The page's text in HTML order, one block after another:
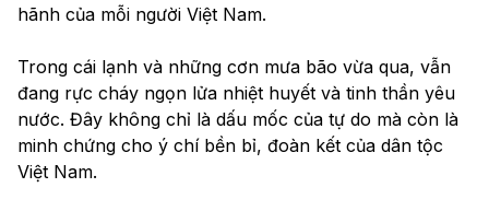
hãnh của mỗi người Việt Nam.
Trong cái lạnh và những cơn mưa bão vừa qua, vẫn
đang rực cháy ngọn lửa nhiệt huyết và tinh thần yêu
nước. Đây không chỉ là dấu mốc của tự do mà còn là
minh chứng cho ý chí bền bỉ, đoàn kết của dân tộc
Việt Nam.